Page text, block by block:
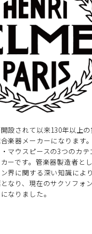
設されて以来130年以上の
楽器メーカーになります
マウスピースの3つのカ
ーです。管楽器製造者と
界に関する深い知識によ
なり、現在のサクソフォ
なりました。